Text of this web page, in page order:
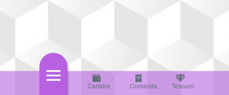
Carteira Comanda Tesouro